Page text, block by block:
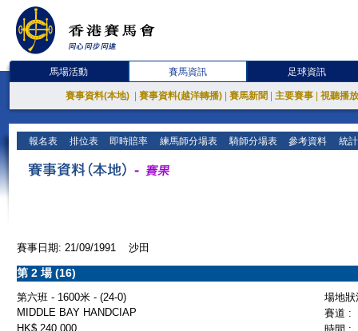
馬場活動 賽馬資訊 足球資訊
賽事資料(本地) 賽事資料(越洋轉播) 賽馬新聞 主要賽事 視聽播
報名表 排位表 即時賠率 練馬師分場表 騎師分場表 參考資料 統
賽事日期: 21/09/1991 沙田
第 2 場 (16)
第六班 - 1600米 - (24-0)
場地
MIDDLE BAY HANDCIAP
賽道 :
HK$ 240,000